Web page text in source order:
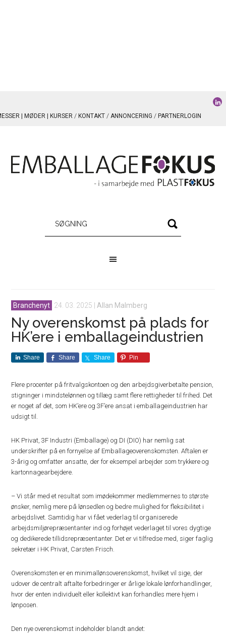
| MØDER | KURSER KONTAKT ANNONCERING PARTNERLOGIN
Branchenyt 24. 03. 2025 Allan Malmberg
Ny overenskomst på plads for
HK’ere i emballageindustrien
Share Share Share Pin
Flere procenter på fritvalgskontoen og den arbejdsgiverbetalte pension,
stigninger i mindstelønnen og tillæg samt flere rettigheder til frihed. Det
er noget af det, som HK’ere og 3F’ere ansat i emballageindustrien har
udsigt til.
HK Privat, 3F Industri (Emballage) og DI (DIO) har nemlig sat
underskrifter på en fornyelse af Emballageoverenskomsten. Aftalen er
3-årig og omfatter ansatte, der for eksempel arbejder som trykkere og
kartonnagearbejdere.
– Vi står med et resultat som imødekommer medlemmernes to største
ønsker, nemlig mere på lønsedlen og bedre mulighed for fleksibilitet i
arbejdslivet. Samtidig har vi fået vederlag til organiserede
arbejdsmiljørepræsentanter ind og forhøjet vederlaget til vores dygtige
og dedikerede tillidsrepræsentanter. Det er vi tilfredse med, siger faglig
sekretær i HK Privat, Carsten Frisch.
Overenskomsten er en minimallønsoverenskomst, hvilket vil sige, der
udover de centralt aftalte forbedringer er årlige lokale lønforhandlinger,
hvor der enten individuelt eller kollektivt kan forhandles mere hjem i
lønposen.
Den nye overenskomst indeholder blandt andet: